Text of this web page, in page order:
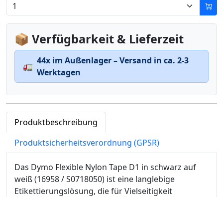
📦 Verfügbarkeit & Lieferzeit
🚛
44x im Außenlager – Versand in ca. 2-3
Werktagen
Produktbeschreibung
Produktsicherheitsverordnung (GPSR)
Das Dymo Flexible Nylon Tape D1 in schwarz auf
weiß (16958 / S0718050) ist eine langlebige
Etikettierungslösung, die für Vielseitigkeit